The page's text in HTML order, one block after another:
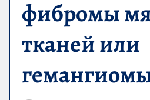
фибромы
тканей или